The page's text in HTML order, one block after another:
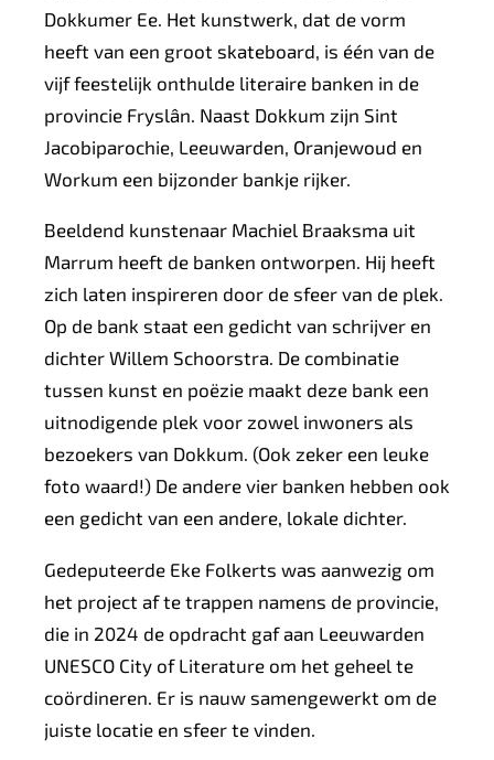
Dokkumer Ee. Het kunstwerk, dat de vorm
heeft van een groot skateboard, is één van de
vijf feestelijk onthulde literaire banken in de
provincie Fryslân. Naast Dokkum zijn Sint
Jacobiparochie, Leeuwarden, Oranjewoud en
Workum een bijzonder bankje rijker.
Beeldend kunstenaar Machiel Braaksma uit
Marrum heeft de banken ontworpen. Hij heeft
zich laten inspireren door de sfeer van de plek.
Op de bank staat een gedicht van schrijver en
dichter Willem Schoorstra. De combinatie
tussen kunst en poëzie maakt deze bank een
uitnodigende plek voor zowel inwoners als
bezoekers van Dokkum. (Ook zeker een leuke
foto waard!) De andere vier banken hebben ook
een gedicht van een andere, lokale dichter.
Gedeputeerde Eke Folkerts was aanwezig om
het project af te trappen namens de provincie,
die in 2024 de opdracht gaf aan Leeuwarden
UNESCO City of Literature om het geheel te
coördineren. Er is nauw samengewerkt om de
juiste locatie en sfeer te vinden.